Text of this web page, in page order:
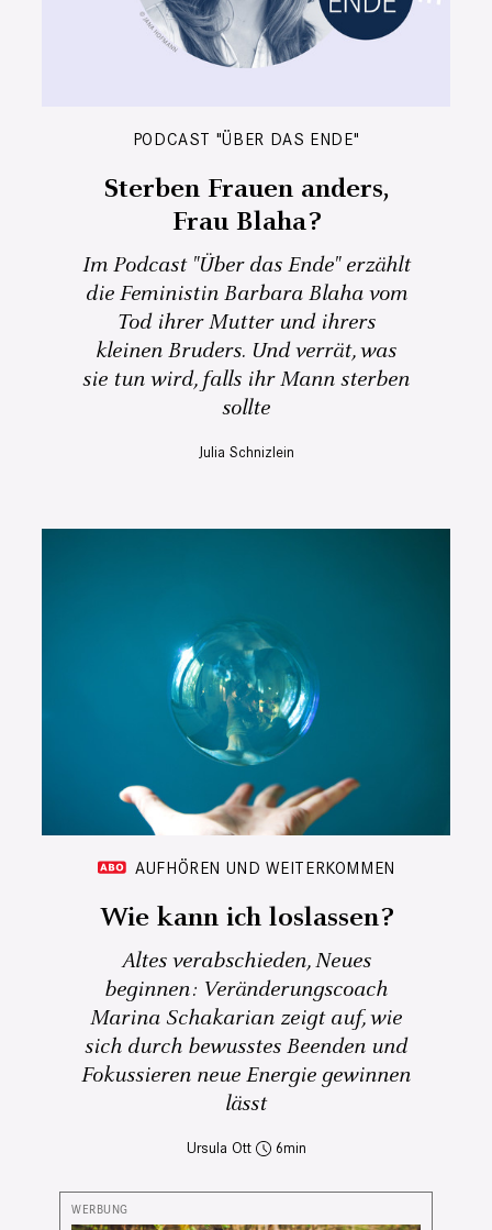
PODCAST "ÜBER DAS ENDE"
Sterben Frauen anders,
Frau Blaha?
Im Podcast "Über das Ende" erzählt
die Feministin Barbara Blaha vom
Tod ihrer Mutter und ihrers
kleinen Bruders. Und verrät, was
sie tun wird, falls ihr Mann sterben
sollte
Julia Schnizlein
AUFHÖREN UND WEITERKOMMEN
Wie kann ich loslassen?
Altes verabschieden, Neues
beginnen: Veränderungscoach
Marina Schakarian zeigt auf, wie
sich durch bewusstes Beenden und
Fokussieren neue Energie gewinnen
lässt
Ursula Ott 6